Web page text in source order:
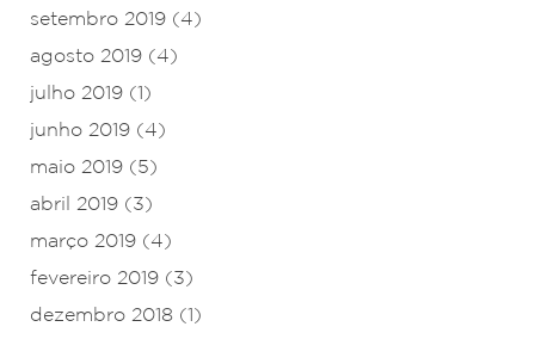
setembro 2019 (4)
agosto 2019 (4)
julho 2019 (1)
junho 2019 (4)
maio 2019 (5)
abril 2019 (3)
março 2019 (4)
fevereiro 2019 (3)
dezembro 2018 (1)